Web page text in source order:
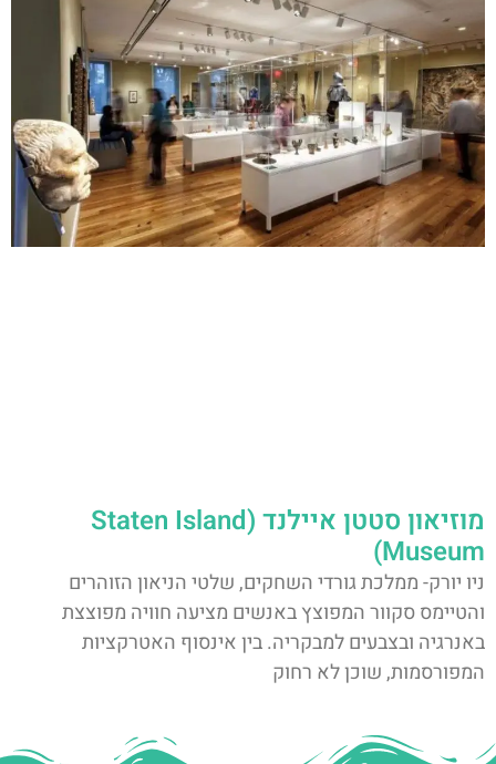
מוזיאון סטטן איילנד (Staten Island
Museum)
ניו יורק- ממלכת גורדי השחקים, שלטי הניאון הזוהרים
והטיימס סקוור המפוצץ באנשים מציעה חוויה מפוצצת
באנרגיה ובצבעים למבקריה. בין אינסוף האטרקציות
המפורסמות, שוכן לא רחוק